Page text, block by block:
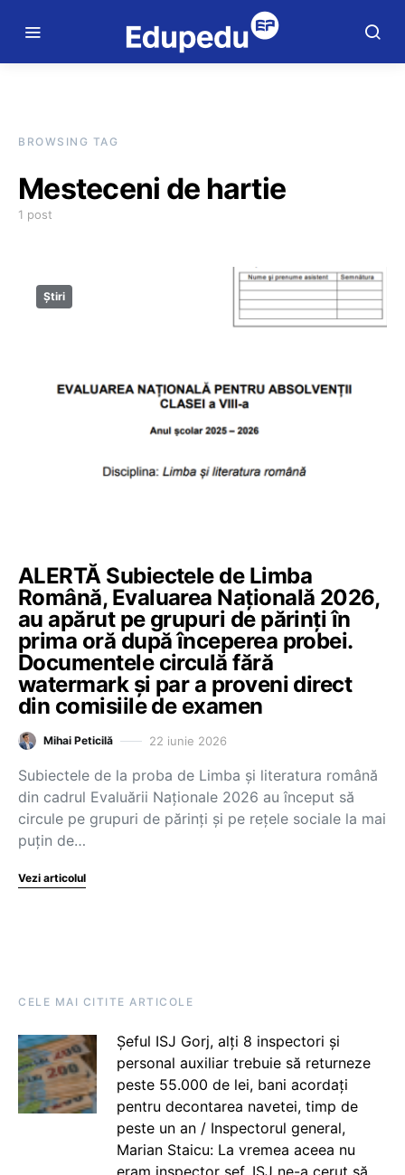
BROWSING TAG
Mesteceni de hartie
1 post
Știri
ALERTĂ Subiectele de Limba
Română, Evaluarea Națională 2026,
au apărut pe grupuri de părinți în
prima oră după începerea probei.
Documentele circulă fără
watermark și par a proveni direct
din comisiile de examen
Mihai Peticilă 22 iunie 2026
Subiectele de la proba de Limba și literatura română
din cadrul Evaluării Naționale 2026 au început să
circule pe grupuri de părinți și pe rețele sociale la mai
puțin de…
Vezi articolul
CELE MAI CITITE ARTICOLE
Șeful ISJ Gorj, alți 8 inspectori și
personal auxiliar trebuie să returneze
peste 55.000 de lei, bani acordați
pentru decontarea navetei, timp de
peste un an / Inspectorul general,
Marian Staicu: La vremea aceea nu
eram inspector șef. ISJ ne-a cerut să